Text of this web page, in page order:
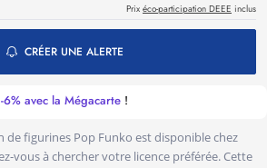
Prix éco-participation DEEE inclus
CRÉER UNE ALERTE
avec la Mégacarte !
de figurines Pop Funko est disponible chez
vous à chercher votre licence préférée. Cette